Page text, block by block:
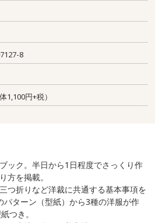
8
1,100円+税）
ック。半日から1日程度でさっくり作
方を掲載。
つ折りなど洋裁に共通する基本事項を
パターン（型紙）から3種の洋服が作
つき。